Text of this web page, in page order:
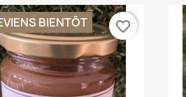
BIENTÔT favorite_border